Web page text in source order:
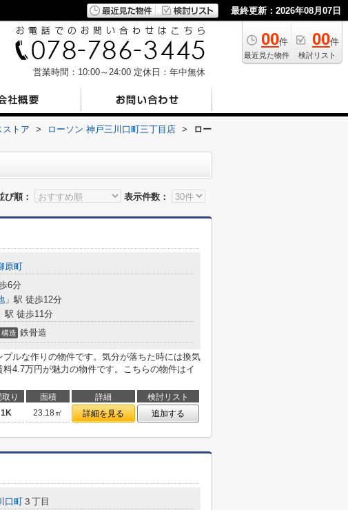
最終更新：2026年08月07日
00件
最近見た物件
00件
検討リスト
営業時間：10:00～24:00 定休日：年中無休
ストア > ローソン 神戸三川口町三丁目店 >
ロー
び順：
表示件数：
原町
6分
」駅 徒歩12分
駅 徒歩11分
構造 鉄骨造
ルな作りの物件です。気分が落ちた時には換気
4.7万円が魅力の物件です。こちらの物件はイ
取り 面積 詳細
検討リスト
1K 23.18㎡ 詳細を見る 追加する
口町 ３丁目